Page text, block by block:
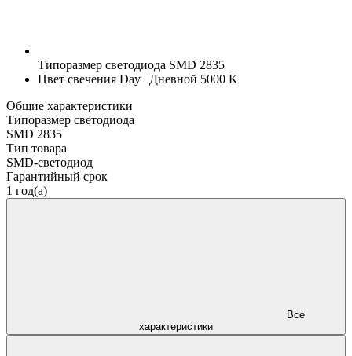
Типоразмер светодиода SMD 2835
Цвет свечения Day | Дневной 5000 K
Общие характеристики
Типоразмер светодиода
SMD 2835
Тип товара
SMD-светодиод
Гарантийный срок
1 год(а)
характеристики